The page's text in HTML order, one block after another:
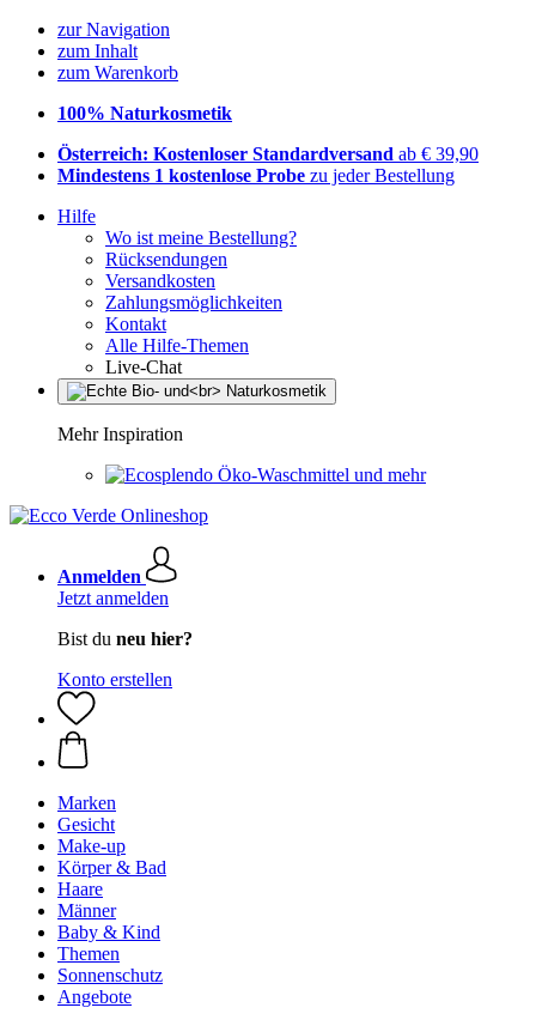
zur Navigation
zum Inhalt
zum Warenkorb
100% Naturkosmetik
Österreich: Kostenloser Standardversand ab € 39,90
Mindestens 1 kostenlose Probe zu jeder Bestellung
Hilfe
Wo ist meine Bestellung?
Rücksendungen
Versandkosten
Zahlungsmöglichkeiten
Kontakt
Alle Hilfe-Themen
Live-Chat
Mehr Inspiration
Öko-Waschmittel und mehr
Anmelden
Jetzt anmelden
Bist du neu hier?
Konto erstellen
Marken
Gesicht
Make-up
Körper & Bad
Haare
Männer
Baby & Kind
Themen
Sonnenschutz
Angebote